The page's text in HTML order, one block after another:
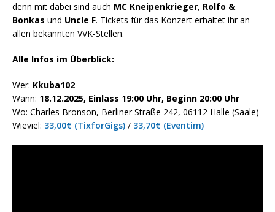
denn mit dabei sind auch MC Kneipenkrieger, Rolfo &
Bonkas und Uncle F. Tickets für das Konzert erhaltet ihr an
allen bekannten VVK-Stellen.
Alle Infos im Überblick:
Wer: Kkuba102
Wann: 18.12.2025, Einlass 19:00 Uhr, Beginn 20:00 Uhr
Wo: Charles Bronson, Berliner Straße 242, 06112 Halle (Saale)
Wieviel: 33,00€ (TixforGigs) / 33,70€ (Eventim)